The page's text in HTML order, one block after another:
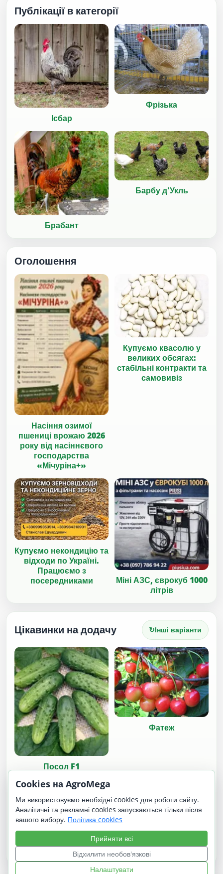
Публікації в категорії
Ісбар
Фрізька
Брабант
Барбу д'Укль
Оголошення
Насіння озимої
пшениці врожаю 2026
року від насіннєвого
господарства
«Мічуріна+»
Купуємо квасолю у
великих обсягах:
стабільні контракти та
самовивіз
Купуємо некондицію та
відходи по Україні.
Працюємо з
посередниками
Міні АЗС, єврокуб 1000
літрів
Цікавинки на додачу ↻Інші варіанти
Посол F1
Фатеж
Адлер (Адлерська)
Корідейл | Corriedale
Cookies на AgroMega
Ми використовуємо необхідні cookies для роботи сайту.
Аналітичні та рекламні cookies запускаються тільки після
вашого вибору. Політика cookies
Прийняти всі
Відхилити необов'язкові
Налаштувати